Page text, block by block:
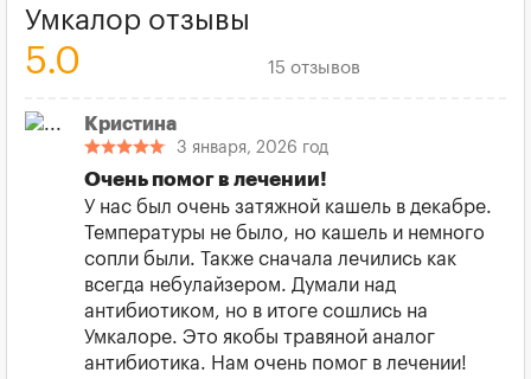
Умкалор отзывы
5.0 15 отзывов
Кристина
3 января, 2026 год
Очень помог в лечении!
У нас был очень затяжной кашель в декабре.
Температуры не было, но кашель и немного
сопли были. Также сначала лечились как
всегда небулайзером. Думали над
антибиотиком, но в итоге сошлись на
Умкалоре. Это якобы травяной аналог
антибиотика. Нам очень помог в лечении!